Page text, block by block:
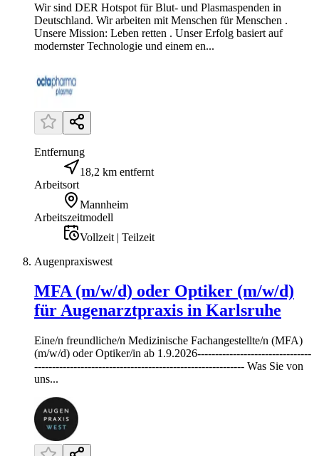
Wir sind DER Hotspot für Blut- und Plasmaspenden in
Deutschland. Wir arbeiten mit Menschen für Menschen .
Unsere Mission: Leben retten . Unser Erfolg basiert auf
modernster Technologie und einem en...
Entfernung
18,2 km entfernt
Arbeitsort
Mannheim
Arbeitszeitmodell
Vollzeit | Teilzeit
Augenpraxiswest
MFA (m/w/d) oder Optiker (m/w/d)
für Augenarztpraxis in Karlsruhe
Eine/n freundliche/n Medizinische Fachangestellte/n (MFA)
(m/w/d) oder Optiker/in ab 1.9.2026--------------------------------
----------------------------------------------------------- Was Sie von
uns...